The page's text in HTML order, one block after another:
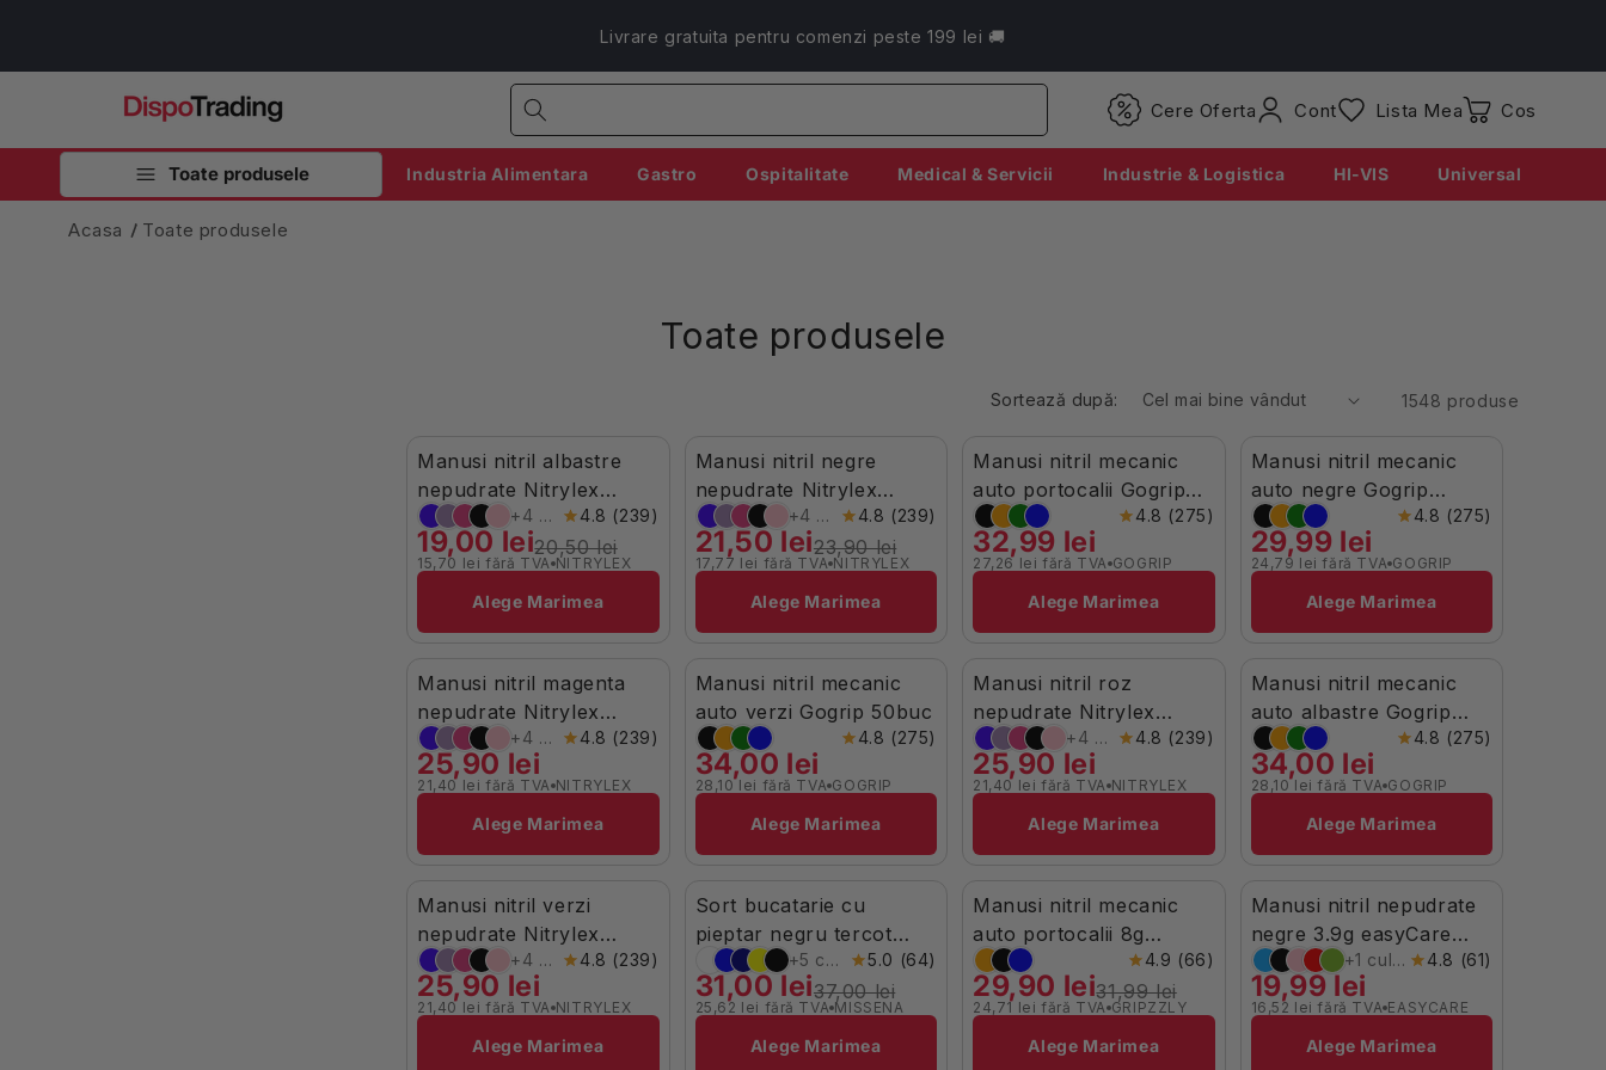
Livrare gratuita pentru comenzi peste 199 lei 🚚
Cere Oferta Cont
Conectati-
va
Lista Mea Coș
Toate produsele Industria Alimentara Gastro Ospitalitate Medical & Servicii Industrie & Logistica HI-VIS Universal
Acasa Toate produsele
Toate produsele
Sortează după: 1548 produse
-7% Stoc Limitat
Manusi nitril albastre
nepudrate Nitrylex
100buc
+4 culori 4.8 (239)
19,00 lei20,50 lei
15,70 lei fără TVA
Brand: NITRYLEX
Alege Marimea
-10% În Stoc
Manusi nitril negre
nepudrate Nitrylex
100buc
+4 culori 4.8 (239)
21,50 lei23,90 lei
17,77 lei fără TVA
Brand: NITRYLEX
Alege Marimea
În Stoc
Manusi nitril mecanic
auto portocalii Gogrip
50buc
4.8 (275)
32,99 lei
27,26 lei fără TVA
Brand: GOGRIP
Alege Marimea
Stoc Limitat
Manusi nitril mecanic
auto negre Gogrip
50buc
4.8 (275)
29,99 lei
24,79 lei fără TVA
Brand: GOGRIP
Alege Marimea
Stoc Limitat
Manusi nitril magenta
nepudrate Nitrylex
100buc
+4 culori 4.8 (239)
25,90 lei
21,40 lei fără TVA
Brand: NITRYLEX
Alege Marimea
În Stoc
Manusi nitril mecanic
auto verzi Gogrip 50buc
4.8 (275)
34,00 lei
28,10 lei fără TVA
Brand: GOGRIP
Alege Marimea
Stoc Limitat
Manusi nitril roz
nepudrate Nitrylex
100buc
+4 culori 4.8 (239)
25,90 lei
21,40 lei fără TVA
Brand: NITRYLEX
Alege Marimea
În Stoc
Manusi nitril mecanic
auto albastre Gogrip
50buc
4.8 (275)
34,00 lei
28,10 lei fără TVA
Brand: GOGRIP
Alege Marimea
Stoc Limitat
Manusi nitril verzi
nepudrate Nitrylex
100buc
+4 culori 4.8 (239)
25,90 lei
21,40 lei fără TVA
Brand: NITRYLEX
Alege Marimea
-16% În Stoc
Sort bucatarie cu
pieptar negru tercot
195g Missena+5 culori 5.0 (64)
31,00 lei37,00 lei
25,62 lei fără TVA
Brand: MISSENA
Alege Marimea
-7% În Stoc
Manusi nitril mecanic
auto portocalii 8g
Gripzzly 50buc
4.9 (66)
29,90 lei31,99 lei
24,71 lei fără TVA
Brand: GRIPZZLY
Alege Marimea
În Stoc
Manusi nitril nepudrate
negre 3.9g easyCare
100buc
+1 culori 4.8 (61)
19,99 lei
16,52 lei fără TVA
Brand: EASYCARE
Alege Marimea